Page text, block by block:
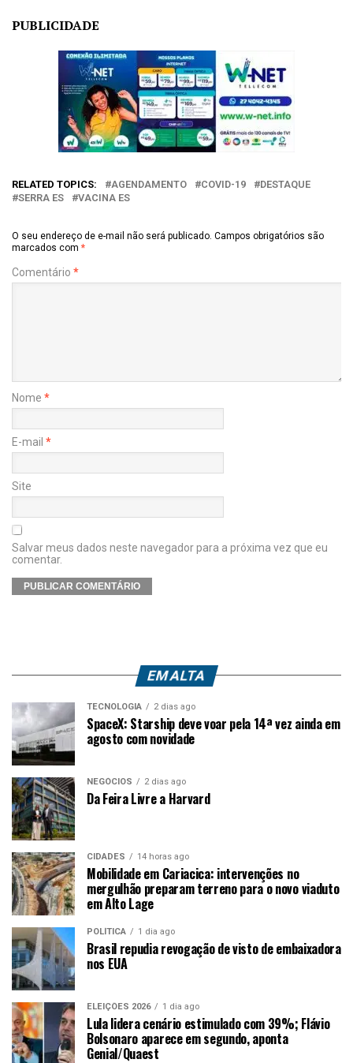
PUBLICIDADE
RELATED TOPICS: AGENDAMENTO COVID-19
DESTAQUE
SERRA ES
VACINA ES
O seu endereço de e-mail não será publicado. Campos obrigatórios são
marcados com *
Comentário *
Nome *
E-mail *
Site
Salvar meus dados neste navegador para a próxima vez que eu
comentar.
EM ALTA
TECNOLOGIA 2 dias ago
SpaceX: Starship deve voar pela 14ª vez ainda em
agosto com novidade
NEGÓCIOS 2 dias ago
Da Feira Livre a Harvard
CIDADES 14 horas ago
Mobilidade em Cariacica: intervenções no
mergulhão preparam terreno para o novo viaduto
em Alto Lage
POLÍTICA 1 dia ago
Brasil repudia revogação de visto de embaixadora
nos EUA
ELEIÇÕES 2026 1 dia ago
Lula lidera cenário estimulado com 39%; Flávio
Bolsonaro aparece em segundo, aponta
Genial/Quaest